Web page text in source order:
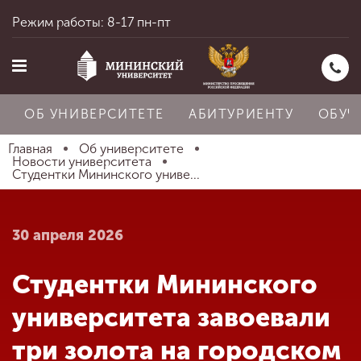
Главная
Абитуриенту
Режим работы: 8-17 пн-пт
ОБ УНИВЕРСИТЕТЕ АБИТУРИЕНТУ
Главная
Об университете
Новости университета
Студентки Мининского униве...
30 апреля 2026
Студентки Мининского
университета завоевали
три золота на городском